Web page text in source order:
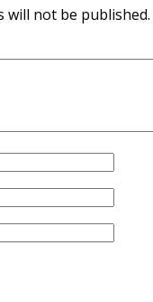
will not be published.